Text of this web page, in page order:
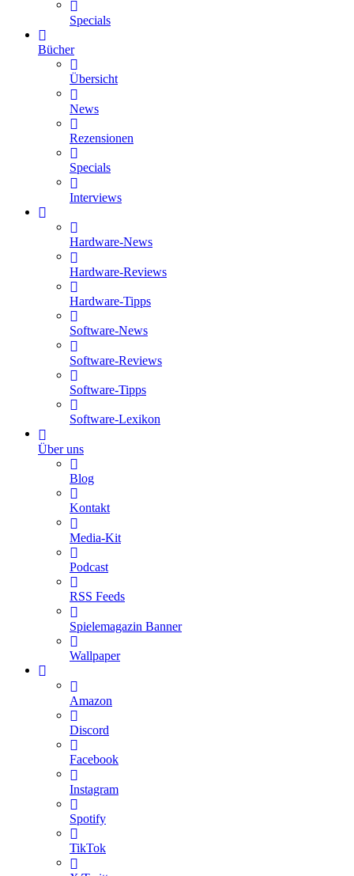
Specials
Bücher
Übersicht
News
Rezensionen
Specials
Interviews
Hardware-News
Hardware-Reviews
Hardware-Tipps
Software-News
Software-Reviews
Software-Tipps
Software-Lexikon
Über uns
Blog
Kontakt
Media-Kit
Podcast
RSS Feeds
Spielemagazin Banner
Wallpaper
Amazon
Discord
Facebook
Instagram
Spotify
TikTok